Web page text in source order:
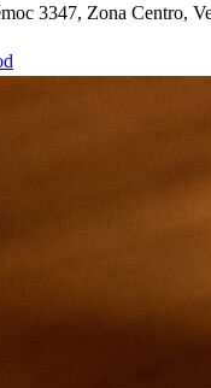
3347, Zona Centro,